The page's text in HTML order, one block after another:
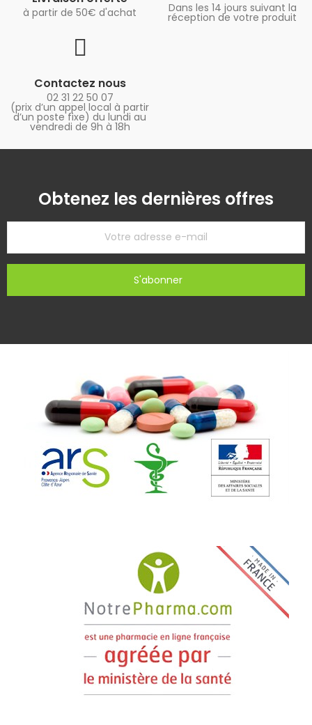
à partir de 50€ d'achat Dans les 14 jours suivant la
réception de votre produit
Contactez nous
02 31 22 50 07
(prix d’un appel local à partir
d’un poste fixe) du lundi au
vendredi de 9h à 18h
Obtenez les dernières offres
S'abonner